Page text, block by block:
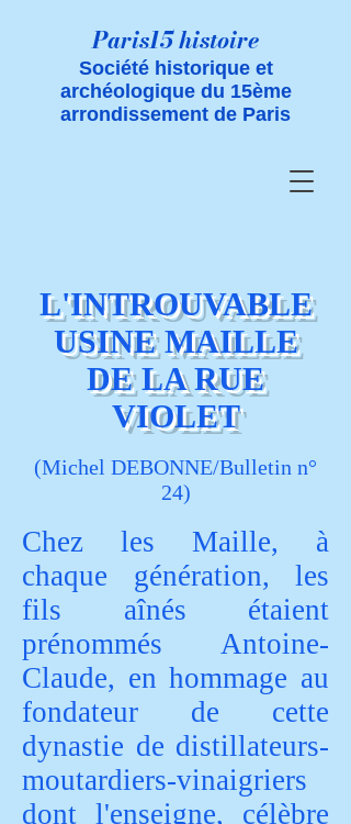
Paris15 histoire
Société historique et
archéologique du 15ème
arrondissement de Paris
L'INTROUVABLE
USINE MAILLE
DE LA RUE
VIOLET
(Michel DEBONNE/Bulletin n°
24)
Chez les Maille, à
chaque génération, les
fils aînés étaient
prénommés Antoine-
Claude, en hommage au
fondateur de cette
dynastie de distillateurs-
moutardiers-vinaigriers
dont l'enseigne, célèbre